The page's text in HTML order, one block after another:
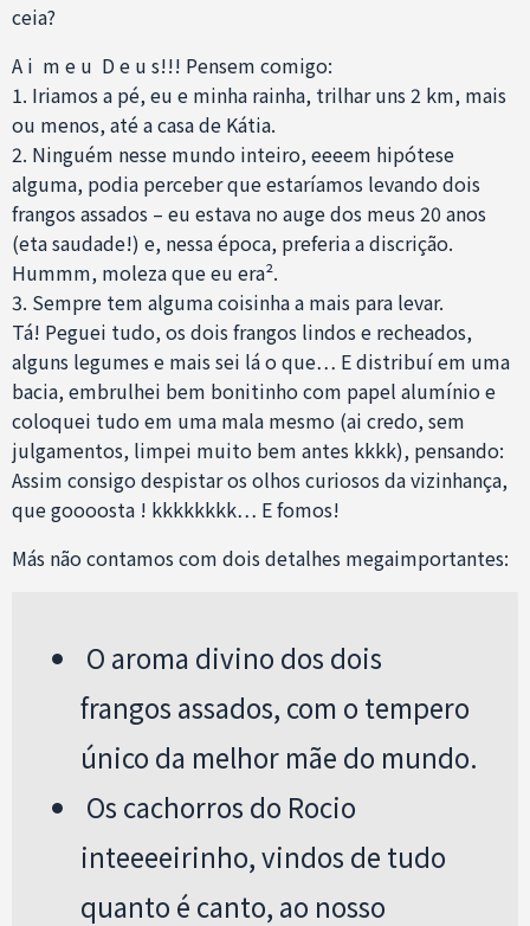
ceia?
A i m e u D e u s!!! Pensem comigo:
1. Iriamos a pé, eu e minha rainha, trilhar uns 2 km, mais
ou menos, até a casa de Kátia.
2. Ninguém nesse mundo inteiro, eeeem hipótese
alguma, podia perceber que estaríamos levando dois
frangos assados – eu estava no auge dos meus 20 anos
(eta saudade!) e, nessa época, preferia a discrição.
Hummm, moleza que eu era².
3. Sempre tem alguma coisinha a mais para levar.
Tá! Peguei tudo, os dois frangos lindos e recheados,
alguns legumes e mais sei lá o que… E distribuí em uma
bacia, embrulhei bem bonitinho com papel alumínio e
coloquei tudo em uma mala mesmo (ai credo, sem
julgamentos, limpei muito bem antes kkkk), pensando:
Assim consigo despistar os olhos curiosos da vizinhança,
que goooosta ! kkkkkkkk… E fomos!
Más não contamos com dois detalhes megaimportantes:
O aroma divino dos dois
frangos assados, com o tempero
único da melhor mãe do mundo.
Os cachorros do Rocio
inteeeeirinho, vindos de tudo
quanto é canto, ao nosso